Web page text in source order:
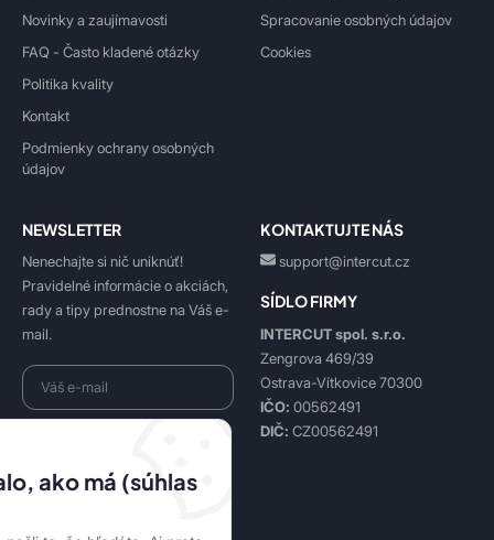
Novinky a zaujímavosti
FAQ - Často kladené otázky
Politika kvality
Kontakt
Podmienky ochrany osobných
údajov
Spracovanie osobných údajov
Cookies
NEWSLETTER
Nenechajte si nič uniknúť!
Pravidelné informácie o akciách,
rady a tipy prednostne na Váš e-
mail.
Prihlásiť sa k odberu
KONTAKTUJTE NÁS
support@intercut.cz
SÍDLO FIRMY
INTERCUT spol. s.r.o.
Zengrova 469/39
Ostrava-Vítkovice 70300
IČO: 00562491
DIČ: CZ00562491
ako má (súhlas